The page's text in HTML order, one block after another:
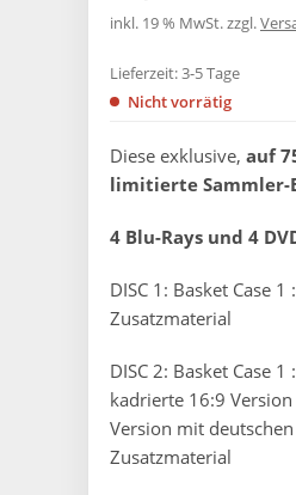
inkl. 19 % MwSt.zzgl.
Diese exklusive, auf
limitierte Sammler-
4 Blu-Rays und 4
DISC 1: Basket Case
Zusatzmaterial
DISC 2: Basket Case
kadrierte 16:9 Version
Version mit
Zusatzmaterial
Lieferzeit:3-5 Tage
Nicht vorrätig